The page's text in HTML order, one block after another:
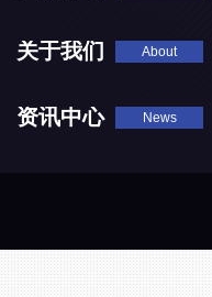
关于我们 About
资讯中心 News